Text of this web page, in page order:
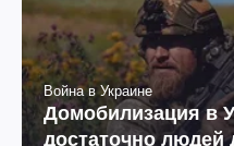
Война в Украине
Домобилизация в